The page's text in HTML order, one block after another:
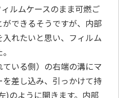
ルムケースのまま可燃ご
できるそうですが、内部
れたいと思い、フィルム
いる側）の右端の溝にマ
差し込み、引っかけて持
)のように開きます。内部